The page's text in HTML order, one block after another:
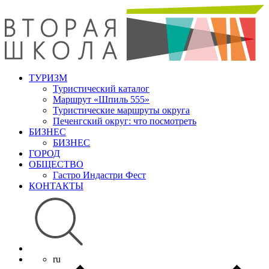
ТУРИЗМ
Туристический каталог
Маршрут «Шпиль 555»
Туристические маршруты округа
Печенгский округ: что посмотреть
БИЗНЕС
БИЗНЕС
ГОРОД
ОБЩЕСТВО
Гастро Индастри Фест
КОНТАКТЫ
ru